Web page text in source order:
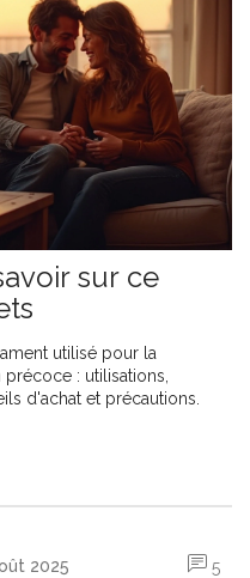
sur ce
utilisé pour la
: utilisations,
d'achat et précautions.
2025 5